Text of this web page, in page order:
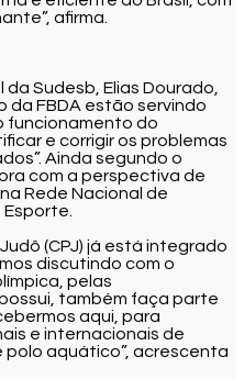
afirma.
Sudesb, Elias Dourado,
FBDA estão servindo
funcionamento do
e corrigir os problemas
Ainda segundo o
com a perspectiva de
Rede Nacional de
(CPJ) já está integrado
discutindo com o
pelas
também faça parte
aqui, para
e internacionais de
aquático”, acrescenta